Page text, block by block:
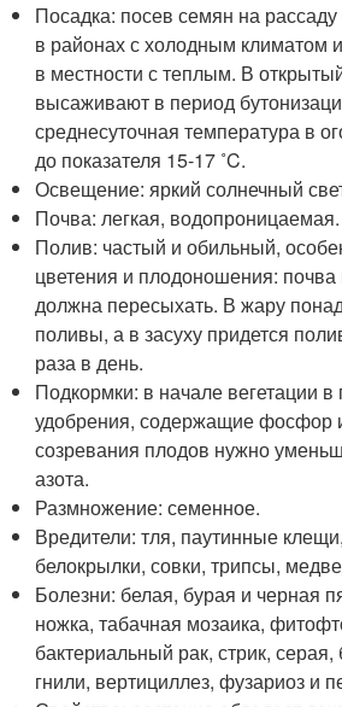
Посадка: посев семян на
в районах с холодным климатом
в местности с теплым. В
высаживают в период
среднесуточная температура в
до показателя 15-17 ˚C.
Освещение: яркий солнечный
Почва: легкая, водопроницаемая.
Полив: частый и обильный,
цветения и плодоношения: почва
должна пересыхать. В жару
поливы, а в засуху придется
раза в день.
Подкормки: в начале вегетации в
удобрения, содержащие фосфор
созревания плодов нужно
азота.
Размножение: семенное.
Вредители: тля, паутинные
белокрылки, совки, трипсы,
Болезни: белая, бурая и черная
ножка, табачная мозаика,
бактериальный рак, стрик,
гнили, вертициллез, фузариоз и